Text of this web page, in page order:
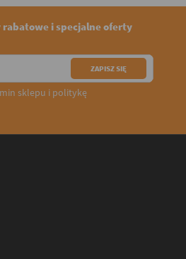
i specjalne oferty
sklepu i politykę